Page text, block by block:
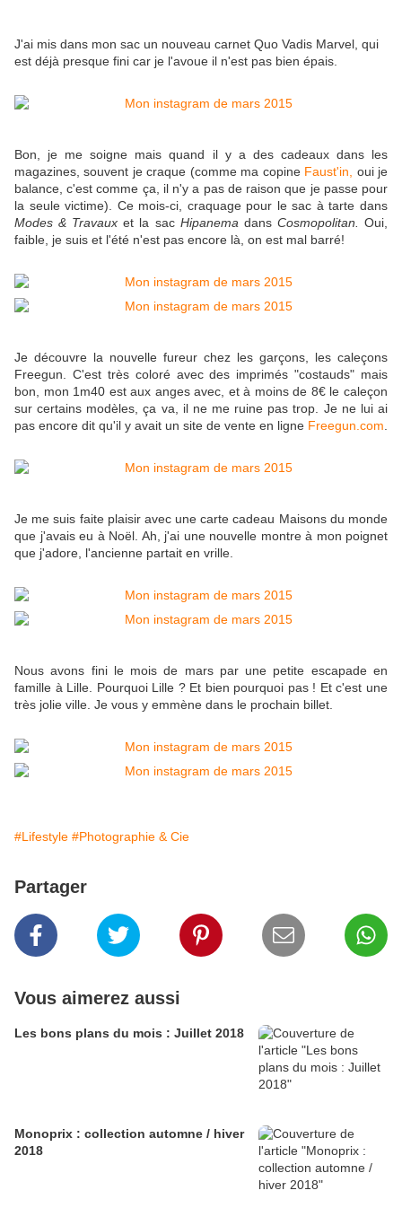
J'ai mis dans mon sac un nouveau carnet Quo Vadis Marvel, qui
est déjà presque fini car je l'avoue il n'est pas bien épais.
Bon, je me soigne mais quand il y a des cadeaux dans les
magazines, souvent je craque (comme ma copine Faust'in,
oui je
balance, c'est comme ça, il n'y a pas de raison que je passe pour
la seule victime). Ce mois-ci, craquage pour le sac à tarte dans
Modes & Travaux et la sac Hipanema dans Cosmopolitan.Oui,
faible, je suis et l'été n'est pas encore là, on est mal barré!
Je découvre la nouvelle fureur chez les garçons, les caleçons
Freegun. C'est très coloré avec des imprimés "costauds" mais
bon, mon 1m40 est aux anges avec, et à moins de 8€ le caleçon
sur certains modèles, ça va, il ne me ruine pas trop. Je ne lui ai
pas encore dit qu'il y avait un site de vente en ligne Freegun.com
Je me suis faite plaisir avec une carte cadeau Maisons du monde
que j'avais eu à Noël. Ah, j'ai une nouvelle montre à mon poignet
que j'adore, l'ancienne partait en vrille.
Nous avons fini le mois de mars par une petite escapade en
famille à Lille. Pourquoi Lille ? Et bien pourquoi pas ! Et c'est une
très jolie ville. Je vous y emmène dans le prochain billet.
#Lifestyle #Photographie & Cie
Partager
Vous aimerez aussi
Les bons plans du mois : Juillet 2018
Monoprix : collection automne / hiver
2018